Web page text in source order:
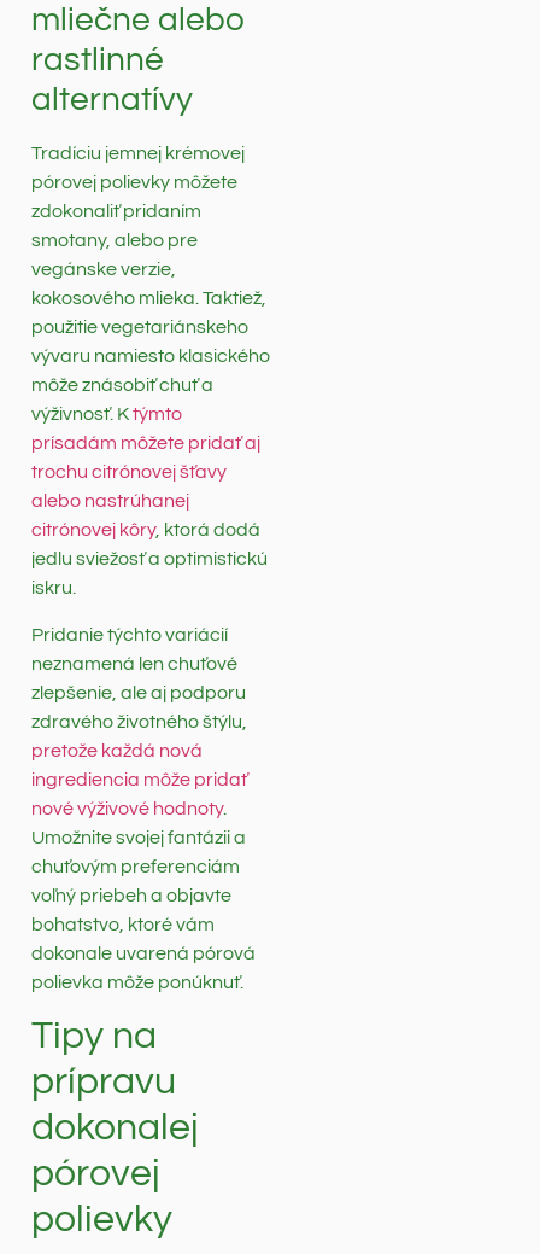
mliečne alebo
rastlinné
alternatívy
Tradíciu jemnej krémovej
pórovej polievky môžete
zdokonaliť pridaním
smotany, alebo pre
vegánske verzie,
kokosového mlieka. Taktiež,
použitie vegetariánskeho
vývaru namiesto klasického
môže znásobiť chuť a
výživnosť. Ktýmto
prísadám môžete pridať aj
trochu citrónovej šťavy
alebo nastrúhanej
citrónovej kôry, ktorá dodá
jedlu sviežosť a optimistickú
iskru.
Pridanie týchto variácií
neznamená len chuťové
zlepšenie, ale aj podporu
zdravého životného štýlu,
pretože každá nová
ingrediencia môže pridať
nové výživové hodnoty.
Umožnite svojej fantázii a
chuťovým preferenciám
voľný priebeh a objavte
bohatstvo, ktoré vám
dokonale uvarená pórová
polievka môže ponúknuť.
Tipy na
prípravu
dokonalej
pórovej
polievky